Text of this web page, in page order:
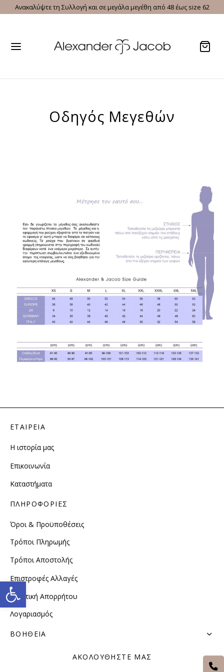
Ανακαλύψτε τη Συλλογή και σε μεγάλα μεγέθη από 48 έως size 62
Οδηγός Μεγεθών
ΕΤΑΙΡΕΙΑ
Η ιστορία μας
Επικοινωνία
Καταστήματα
ΠΛΗΡΟΦΟΡΙΕΣ
Όροι & Προϋποθέσεις
Τρόποι Πληρωμής
Τρόποι Αποστολής
Επιστροφές Αλλαγές
Πολιτική Απορρήτου
Λογαριασμός
ΒΟΗΘΕΙΑ
ΑΚΟΛΟΥΘΗΣΤΕ ΜΑΣ
Ανοίξτε τη γραμμή